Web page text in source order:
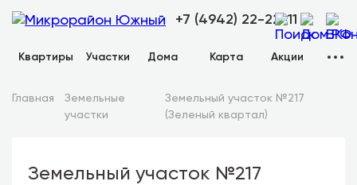
+7 (4942) 22-22-11
Квартиры Участки Дома Карта Акции
Главная
Земельные
участки
Земельный участок №217
(Зеленый квартал)
Земельный участок №217